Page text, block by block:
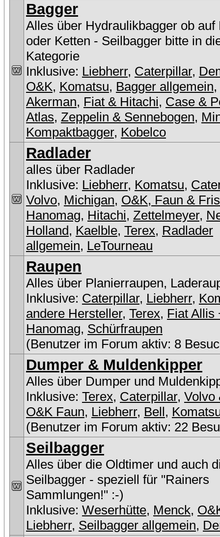
Bagger
Alles über Hydraulikbagger ob auf
oder Ketten - Seilbagger bitte in
Kategorie
Inklusive: Liebherr, Caterpillar,
O&K, Komatsu, Bagger allgemein,
Akerman, Fiat & Hitachi, Case &
Atlas, Zeppelin & Sennebogen,
Kompaktbagger, Kobelco
Radlader
alles über Radlader
Inklusive: Liebherr, Komatsu,
Volvo, Michigan, O&K, Faun &
Hanomag, Hitachi, Zettelmeyer,
Holland, Kaelble, Terex, Radlader
allgemein, LeTourneau
Raupen
Alles über Planierraupen,
Inklusive: Caterpillar, Liebherr,
andere Hersteller, Terex, Fiat Allis
Hanomag, Schürfraupen
(Benutzer im Forum aktiv: 8
Dumper & Muldenkipper
Alles über Dumper und
Inklusive: Terex, Caterpillar, Volvo
O&K Faun, Liebherr, Bell,
(Benutzer im Forum aktiv: 22
Seilbagger
Alles über die Oldtimer und auch
Seilbagger - speziell für "Rainers
Sammlungen!" :-)
Inklusive: Weserhütte, Menck,
Liebherr, Seilbagger allgemein,